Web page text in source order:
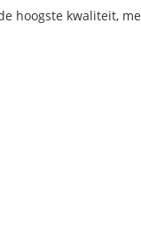
hoogste kwaliteit,